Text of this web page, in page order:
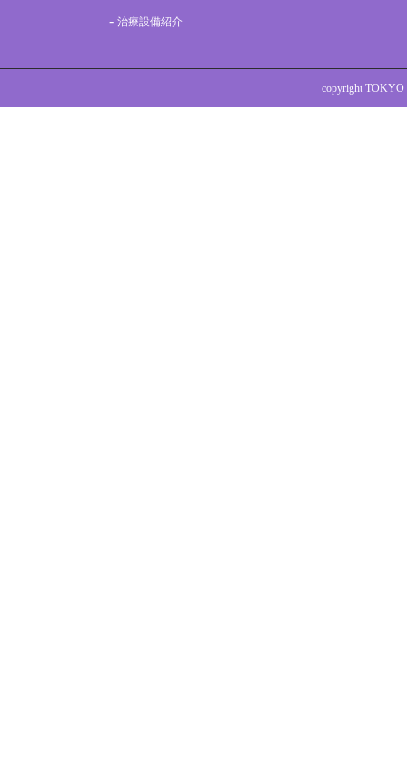
治療設備紹介
copyright TOKYO